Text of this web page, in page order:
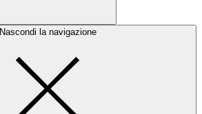
Nascondi la navigazione